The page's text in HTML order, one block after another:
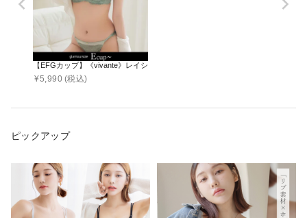
【EFGカップ】《vivante》レイシアブラ＆ショーツ
¥5,990 (税込)
ピックアップ